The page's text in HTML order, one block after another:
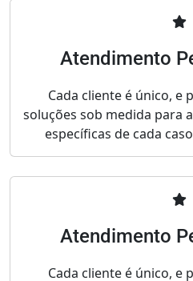
Atendimento
Cada cliente é único, e
soluções sob medida para
específicas de cada
Atendimento
Cada cliente é único, e